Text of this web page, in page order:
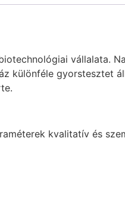
vállalata.
különféle gyorstesztet
kvalitatív és